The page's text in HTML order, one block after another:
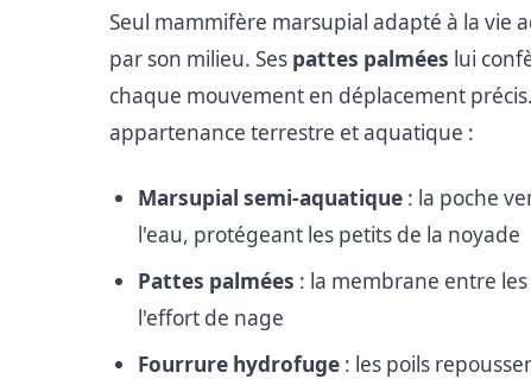
Seul mammifère marsupial adapté à la vie
par son milieu. Ses pattes palmées lui
chaque mouvement en déplacement
appartenance terrestre et aquatique :
Marsupial semi-aquatique : la poche
l'eau, protégeant les petits de la noyade
Pattes palmées : la membrane entre
l'effort de nage
Fourrure hydrofuge : les poils